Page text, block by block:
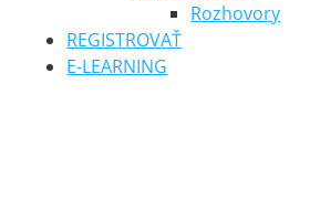
Rozhovory
REGISTROVAŤ
E-LEARNING